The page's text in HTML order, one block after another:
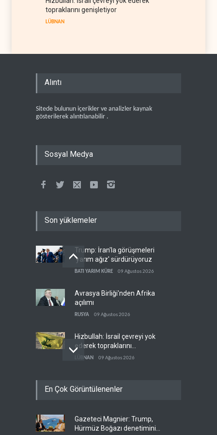
topraklarını genişletiyor
LÜBNAN
Alıntı
Sitede bulunun içerikler ve analizler kaynak
gösterilerek alıntılanabilir .
Sosyal Medya
Son yüklemeler
Trump: İran'la görüşmeleri
'yarım ağız' sürdürüyoruz
BATI YARIM KÜRE 09 Ağustos 2026
Avrasya Birliği'nden Afrika
açılımı
RUSYA 09 Ağustos 2026
Hizbullah: İsrail çevreyi yok
ederek topraklarını
genişletiyor
LÜBNAN 09 Ağustos 2026
Muhsin Rızai'ye yeni görev
Hamas arabuluculardan
İsrail'e baskı yapmasını
En Çok Görüntülenenler
Gazeteci Magnier: Trump,
Hürmüz Boğazı denetimini